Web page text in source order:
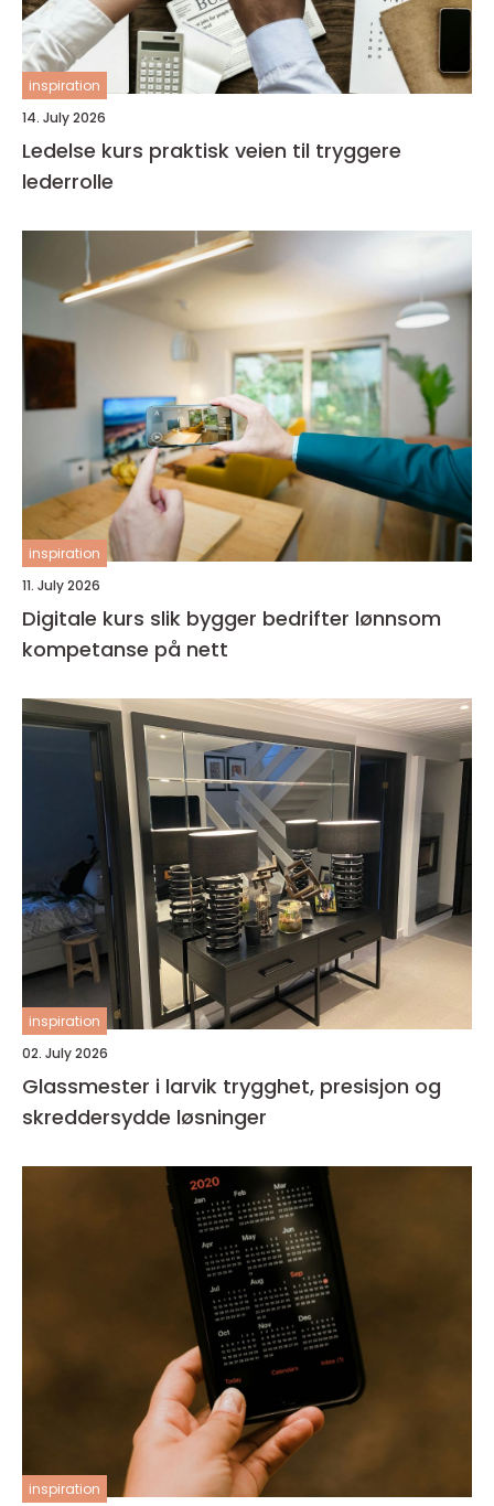
inspiration
14. July 2026
Ledelse kurs praktisk veien til tryggere
lederrolle
inspiration
11. July 2026
Digitale kurs slik bygger bedrifter lønnsom
kompetanse på nett
inspiration
02. July 2026
Glassmester i larvik trygghet, presisjon og
skreddersydde løsninger
inspiration